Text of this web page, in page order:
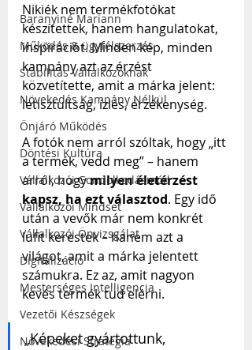
Baranyiné Mariann
Működés & ügyfélszerzés
Stabilitás Vállalkozóknak
Növekedés Kampány Nélkül
Önjáró Működés
Döntési Kultúra
Vállalkozói Gondolkodásmód
Vállalkozói Mindset
Vállalkozói Önvizsgálat
Digitalizáció
Mesterséges Intelligencia
Vezetői Készségek
Növekedési Stratégia
Nikiék nem termékfotókat
készítettek, hanem hangulatokat,
inspirációt. Minden kép, minden
kampány azt az érzést
közvetítette, amit a márka jelent:
letisztultság, ízlés, érzékenység.
A fotók nem arról szóltak, hogy „itt
a termék, vedd meg” – hanem
arról, hogy milyen életérzést
kapsz, ha ezt választod. Egy idő
után a vevők már nem konkrét
lufit kerestek – hanem azt a
világot, amit a márka jelentett
számukra. Ez az, amit nagyon
kevés termék tud elérni.
„Képeket gyártottunk,